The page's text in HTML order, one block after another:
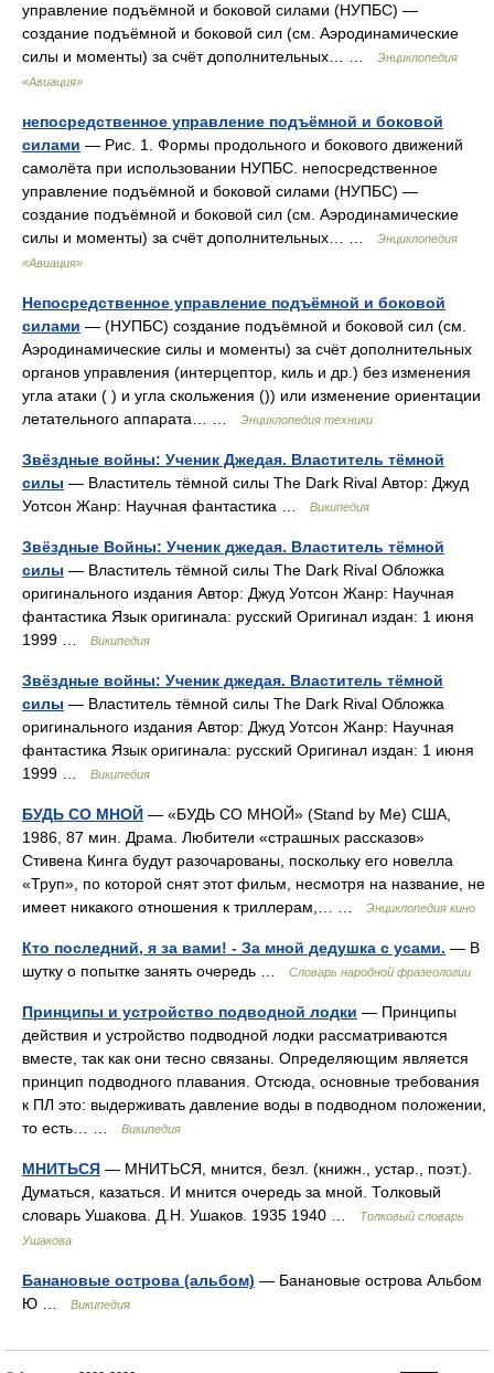
управление подъёмной и боковой силами (НУПБС) —
создание подъёмной и боковой сил (см. Аэродинамические
силы и моменты) за счёт дополнительных… …
Энциклопедия
«Авиация»
непосредственное управление подъёмной и боковой
силами — Рис. 1. Формы продольного и бокового движений
самолёта при использовании НУПБС. непосредственное
управление подъёмной и боковой силами (НУПБС) —
создание подъёмной и боковой сил (см. Аэродинамические
силы и моменты) за счёт дополнительных… …
Энциклопедия
«Авиация»
Непосредственное управление подъёмной и боковой
силами — (НУПБС) создание подъёмной и боковой сил (см.
Аэродинамические силы и моменты) за счёт дополнительных
органов управления (интерцептор, киль и др.) без изменения
угла атаки ( ) и угла скольжения ()) или изменение ориентации
летательного аппарата… …
Энциклопедия техники
Звёздные войны: Ученик Джедая. Властитель тёмной
силы — Властитель тёмной силы The Dark Rival Автор: Джуд
Уотсон Жанр: Научная фантастика …
Википедия
Звёздные Войны: Ученик джедая. Властитель тёмной
силы — Властитель тёмной силы The Dark Rival Обложка
оригинального издания Автор: Джуд Уотсон Жанр: Научная
фантастика Язык оригинала: русский Оригинал издан: 1 июня
1999 …
Википедия
Звёздные войны: Ученик джедая. Властитель тёмной
силы — Властитель тёмной силы The Dark Rival Обложка
оригинального издания Автор: Джуд Уотсон Жанр: Научная
фантастика Язык оригинала: русский Оригинал издан: 1 июня
1999 …
Википедия
БУДЬ СО МНОЙ — «БУДЬ СО МНОЙ» (Stand by Me) США,
1986, 87 мин. Драма. Любители «страшных рассказов»
Стивена Кинга будут разочарованы, поскольку его новелла
«Труп», по которой снят этот фильм, несмотря на название, не
имеет никакого отношения к триллерам,… …
Энциклопедия кино
Кто последний, я за вами! - За мной дедушка с усами. — В
шутку о попытке занять очередь …
Словарь народной фразеологии
Принципы и устройство подводной лодки — Принципы
действия и устройство подводной лодки рассматриваются
вместе, так как они тесно связаны. Определяющим является
принцип подводного плавания. Отсюда, основные требования
к ПЛ это: выдерживать давление воды в подводном положении,
то есть… …
Википедия
МНИТЬСЯ — МНИТЬСЯ, мнится, безл. (книжн., устар., поэт.).
Думаться, казаться. И мнится очередь за мной. Толковый
словарь Ушакова. Д.Н. Ушаков. 1935 1940 …
Толковый словарь
Ушакова
Банановые острова (альбом) — Банановые острова Альбом
Ю …
Википедия